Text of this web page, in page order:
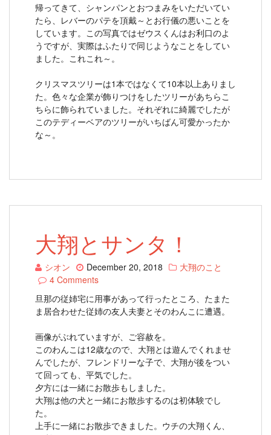
帰ってきて、シャンパンとおつまみをいただいてい
たら、レバーのパテを頂戴～とお行儀の悪いことを
しています。この写真ではゼウスくんはお利口のよ
うですが、実際はふたりで同じようなことをしてい
ました。これこれ～。
クリスマスツリーは1本ではなくて10本以上ありまし
た。色々な企業が飾りつけをしたツリーがあちらこ
ちらに飾られていました。それぞれに綺麗でしたが
このテディーベアのツリーがいちばん可愛かったか
な～。
大翔とサンタ！
シオン December 20, 2018
大翔のこと
4 Comments
旦那の従姉宅に用事があって行ったところ、たまた
ま居合わせた従姉の友人夫妻とそのわんこに遭遇。
画像がぶれていますが、ご容赦を。
このわんこは12歳なので、大翔とは遊んでくれませ
んでしたが、フレンドリーな子で、大翔が後をつい
て回っても、平気でした。
夕方には一緒にお散歩もしました。
大翔は他の犬と一緒にお散歩するのは初体験でし
た。
上手に一緒にお散歩できました。ウチの大翔くん、